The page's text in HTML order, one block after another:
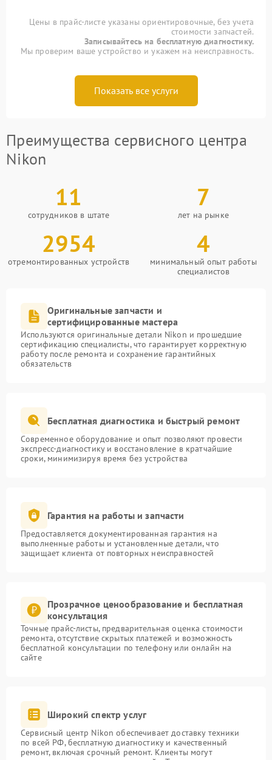
Цены в прайс-листе указаны ориентировочные, без учета
стоимости запчастей.
Записывайтесь на бесплатную диагностику.
Мы проверим ваше устройство и укажем на неисправность.
Показать все услуги
Преимущества сервисного центра
Nikon
11
сотрудников в штате
7
лет на рынке
2954
отремонтированных устройств
4
минимальный опыт работы
специалистов
Оригинальные запчасти и
сертифицированные мастера
Используются оригинальные детали Nikon и прошедшие
сертификацию специалисты, что гарантирует корректную
работу после ремонта и сохранение гарантийных
обязательств
Бесплатная диагностика и быстрый ремонт
Современное оборудование и опыт позволяют провести
экспресс-диагностику и восстановление в кратчайшие
сроки, минимизируя время без устройства
Гарантия на работы и запчасти
Предоставляется документированная гарантия на
выполненные работы и установленные детали, что
защищает клиента от повторных неисправностей
Прозрачное ценообразование и бесплатная
консультация
Точные прайс-листы, предварительная оценка стоимости
ремонта, отсутствие скрытых платежей и возможность
бесплатной консультации по телефону или онлайн на
сайте
Широкий спектр услуг
Сервисный центр Nikon обеспечивает доставку техники
по всей РФ, бесплатную диагностику и качественный
ремонт, включая срочный ремонт. Клиенты могут